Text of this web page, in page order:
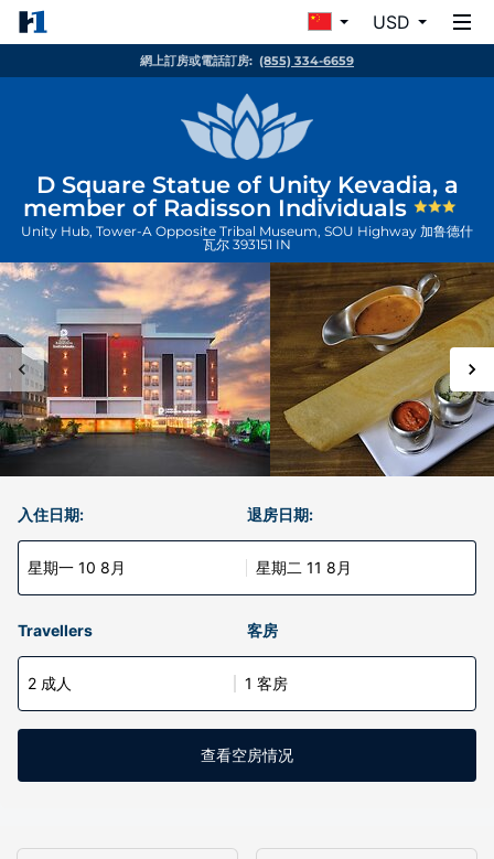
USD
網上訂房或電話訂房: (855) 334-6659
D Square Statue of Unity Kevadia, a
member of Radisson Individuals
Unity Hub, Tower-A Opposite Tribal Museum, SOU Highway 加鲁德什
瓦尔 393151 IN
入住日期:
星期一 10 8月
退房日期:
星期二 11 8月
Travellers 客房
2 成人 1 客房
查看空房情况